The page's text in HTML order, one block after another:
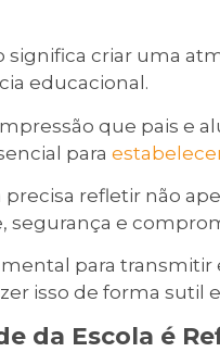
significa criar uma
educacional.
que pais e
para
refletir não
segurança e
para
isso de forma sutil
da Escola é